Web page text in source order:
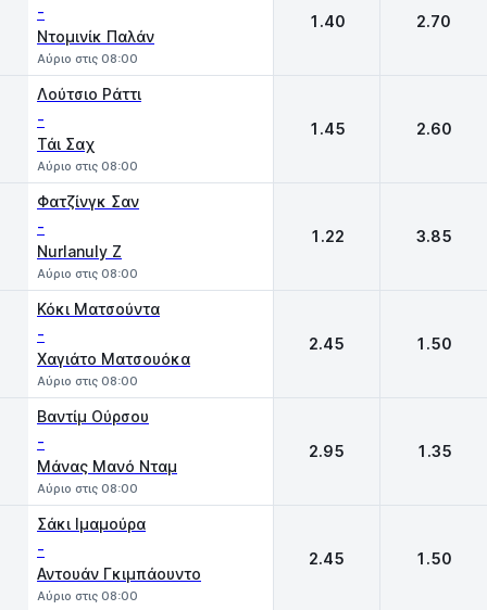
-
Ντομινίκ Παλάν
Αύριο στις 08:00
1.40 2.70
Λούτσιο Ράττι
-
Τάι Σαχ
Αύριο στις 08:00
1.45 2.60
Φατζίνγκ Σαν
-
Nurlanuly Z
Αύριο στις 08:00
1.22 3.85
Κόκι Ματσούντα
-
Χαγιάτο Ματσουόκα
Αύριο στις 08:00
2.45 1.50
Βαντίμ Ούρσου
-
Μάνας Μανό Νταμ
Αύριο στις 08:00
2.95 1.35
Σάκι Ιμαμούρα
-
Αντουάν Γκιμπάουντο
Αύριο στις 08:00
2.45 1.50